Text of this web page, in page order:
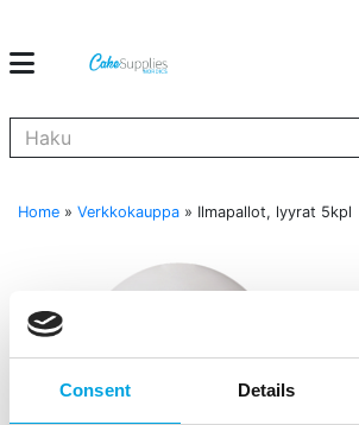
Consent Details
Home » Verkkokauppa » Ilmapallot, lyyrat 5kpl